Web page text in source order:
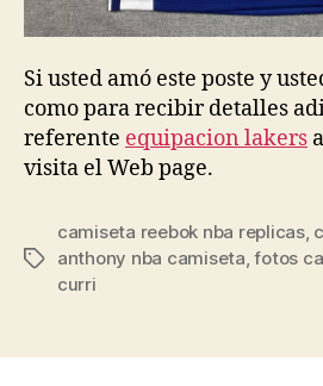
Si usted amó este poste y
como para recibir detalles
referente equipacion lakers
visita el Web page.
Etiquetas
camiseta reebok nba replicas,
anthony nba camiseta ,fotos
curri